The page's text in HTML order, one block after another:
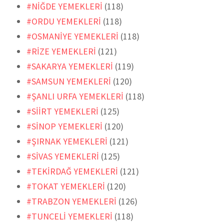
#NİĞDE YEMEKLERİ (118)
#ORDU YEMEKLERİ (118)
#OSMANİYE YEMEKLERİ (118)
#RİZE YEMEKLERİ (121)
#SAKARYA YEMEKLERİ (119)
#SAMSUN YEMEKLERİ (120)
#ŞANLI URFA YEMEKLERİ (118)
#SİİRT YEMEKLERİ (125)
#SİNOP YEMEKLERİ (120)
#ŞIRNAK YEMEKLERİ (121)
#SİVAS YEMEKLERİ (125)
#TEKİRDAĞ YEMEKLERİ (121)
#TOKAT YEMEKLERİ (120)
#TRABZON YEMEKLERİ (126)
#TUNCELİ YEMEKLERİ (118)